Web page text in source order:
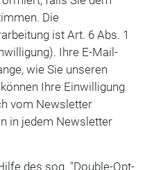
Die
ist Art. 6 Abs. 1
Ihre E-Mail-
wie Sie unseren
Ihre Einwilligung
vom Newsletter
in jedem Newsletter
des sog. "Double-Opt-